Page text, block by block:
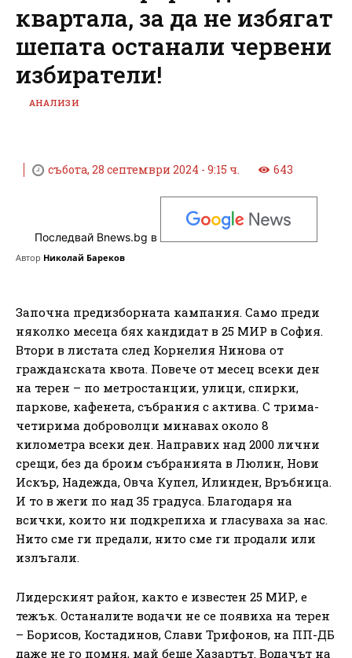
квартала, за да не избягат
шепата останали червени
избиратели!
АНАЛИЗИ
събота, 28 септември 2024 - 9:15 ч. 643
Последвай Bnews.bg в
Автор Николай Бареков
Започна предизборната кампания. Само преди
няколко месеца бях кандидат в 25 МИР в София.
Втори в листата след Корнелия Нинова от
гражданската квота. Повече от месец всеки ден
на терен – по метростанции, улици, спирки,
паркове, кафенета, събрания с актива. С трима-
четирима доброволци минавах около 8
километра всеки ден. Направих над 2000 лични
срещи, без да броим събранията в Люлин, Нови
Искър, Надежда, Овча Купел, Илинден, Връбница.
И то в жеги по над 35 градуса. Благодаря на
всички, които ни подкрепиха и гласуваха за нас.
Нито сме ги предали, нито сме ги продали или
излъгали.
Лидерският район, както е известен 25 МИР, е
тежък. Останалите водачи не се появиха на терен
– Борисов, Костадинов, Слави Трифонов, на ПП-ДБ
даже не го помня, май беше Хазартът. Водачът на